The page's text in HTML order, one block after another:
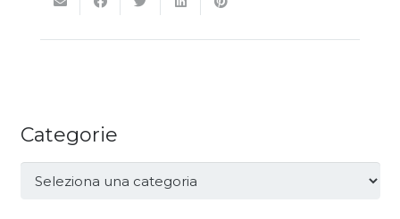
Categorie
Categorie